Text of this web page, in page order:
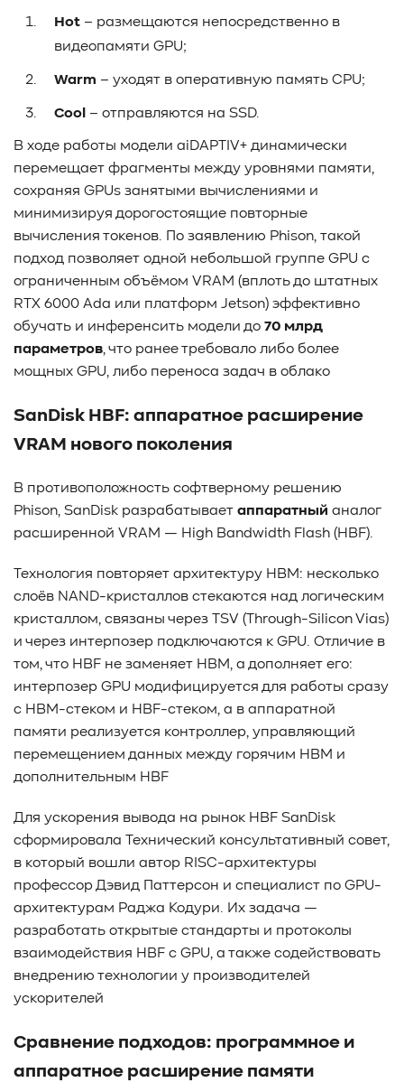
#ArmorCache
#Mode Page 08h #биты WCE
#RCD
#Linux #ZFS
#Windows
#Western Digital OptiNAND
##checkpoint
#DM-SMR
Hot – размещаются непосредственно в
видеопамяти GPU;
Warm – уходят в оперативную память CPU;
Cool – отправляются на SSD.
В ходе работы модели aiDAPTIV+ динамически
перемещает фрагменты между уровнями памяти,
сохраняя GPUs занятыми вычислениями и
минимизируя дорогостоящие повторные
вычисления токенов. По заявлению Phison, такой
подход позволяет одной небольшой группе GPU с
ограниченным объёмом VRAM (вплоть до штатных
RTX 6000 Ada или платформ Jetson) эффективно
обучать и инференсить модели до 70 млрд
параметров, что ранее требовало либо более
мощных GPU, либо переноса задач в облако
SanDisk HBF: аппаратное расширение
VRAM нового поколения
В противоположность софтверному решению
Phison, SanDisk разрабатывает аппаратный аналог
расширенной VRAM — High Bandwidth Flash (HBF).
Технология повторяет архитектуру HBM: несколько
слоёв NAND-кристаллов стекаются над логическим
кристаллом, связаны через TSV (Through-Silicon Vias)
и через интерпозер подключаются к GPU. Отличие в
том, что HBF не заменяет HBM, а дополняет его:
интерпозер GPU модифицируется для работы сразу
с HBM-стеком и HBF-стеком, а в аппаратной
памяти реализуется контроллер, управляющий
перемещением данных между горячим HBM и
дополнительным HBF
Для ускорения вывода на рынок HBF SanDisk
сформировала Технический консультативный совет,
в который вошли автор RISC-архитектуры
профессор Дэвид Паттерсон и специалист по GPU-
архитектурам Раджа Кодури. Их задача —
разработать открытые стандарты и протоколы
взаимодействия HBF с GPU, а также содействовать
внедрению технологии у производителей
ускорителей
Сравнение подходов: программное и
аппаратное расширение памяти